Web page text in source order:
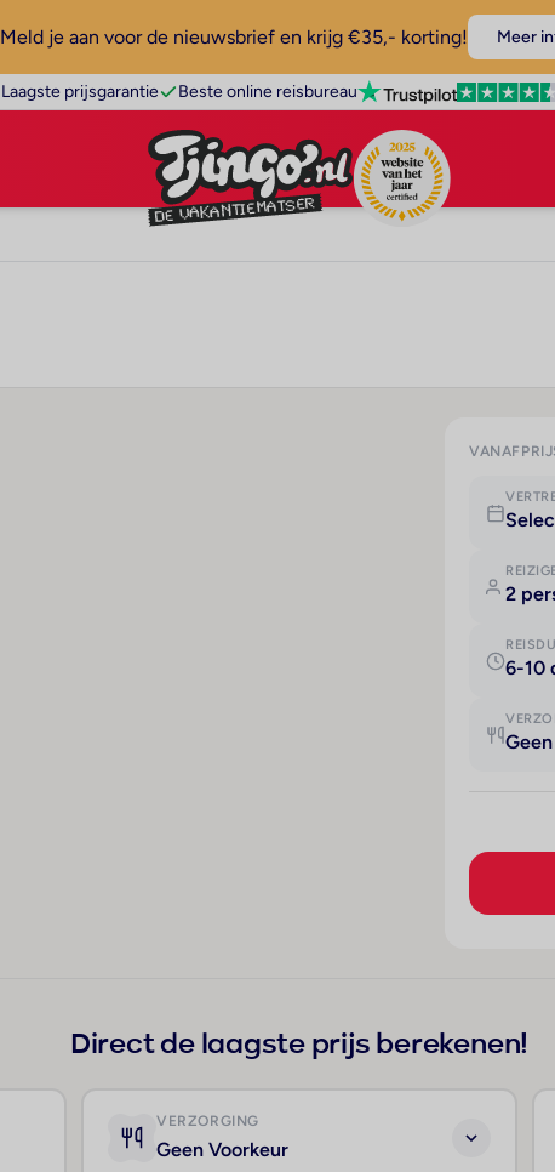
Meld je aan voor de nieuwsbrief en krijg €35,- korting! Meer
Laagste prijsgarantie Beste online reisbureau
2
6-10
Direct de laagste prijs berekenen!
VERZORGING
Geen Voorkeur